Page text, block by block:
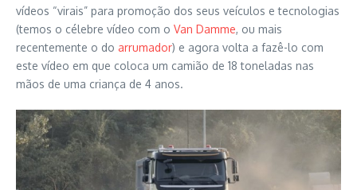
vídeos “virais” para promoção dos seus veículos e tecnologias
(temos o célebre vídeo com o Van Damme, ou mais
recentemente o do arrumador) e agora volta a fazê-lo com
este vídeo em que coloca um camião de 18 toneladas nas
mãos de uma criança de 4 anos.